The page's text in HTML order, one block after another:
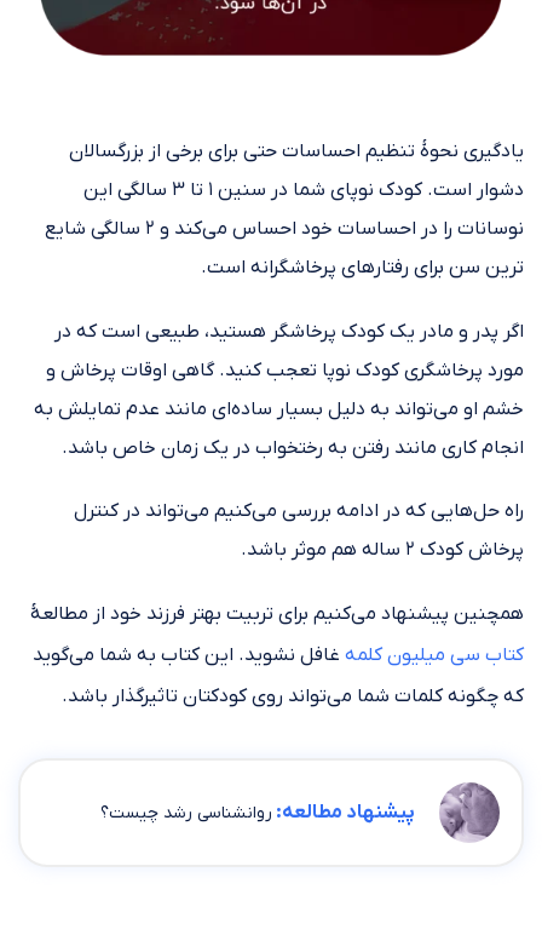
یادگیری نحوهٔ تنظیم احساسات حتی برای برخی از بزرگسالان
دشوار است. کودک نوپای شما در سنین ۱ تا ۳ سالگی این
نوسانات را در احساسات خود احساس می‌کند و ۲ سالگی شایع
ترین سن برای رفتارهای پرخاشگرانه است.
اگر پدر و مادر یک کودک پرخاشگر هستید، طبیعی است که در
مورد پرخاشگری کودک نوپا تعجب کنید. گاهی اوقات پرخاش و
خشم او می‌تواند به دلیل بسیار ساده‌ای مانند عدم تمایلش به
انجام کاری مانند رفتن به رختخواب در یک زمان خاص باشد.
راه حل‌هایی که در ادامه بررسی می‌کنیم می‌تواند در کنترل
پرخاش کودک ۲ ساله هم موثر باشد.
همچنین پیشنهاد می‌کنیم برای تربیت بهتر فرزند خود از مطالعهٔ
کتاب سی میلیون کلمه غافل نشوید. این کتاب به شما می‌گوید
که چگونه کلمات شما می‌تواند روی کودکتان تاثیرگذار باشد.
پیشنهاد مطالعه: روانشناسی رشد چیست؟